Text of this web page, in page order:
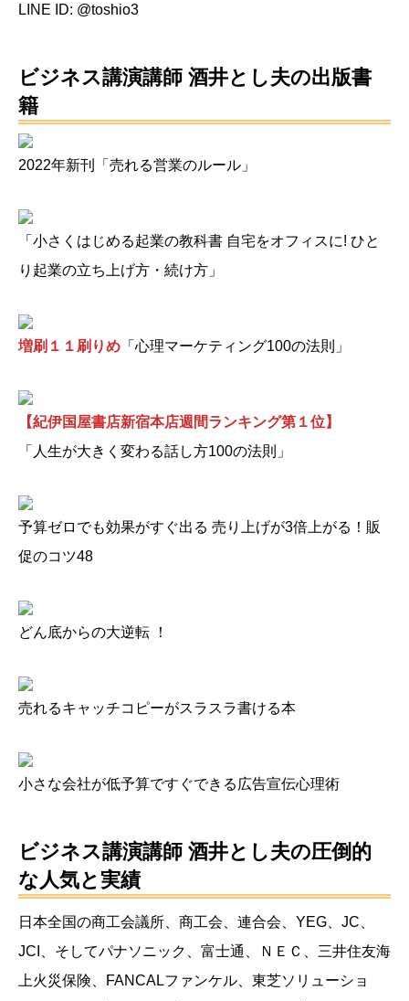
LINE ID: @toshio3
ビジネス講演講師 酒井とし夫の出版書
籍
2022年新刊「売れる営業のルール」
「小さくはじめる起業の教科書 自宅をオフィスに! ひと
り起業の立ち上げ方・続け方」
増刷１１刷りめ 「心理マーケティング100の法則」
【紀伊国屋書店新宿本店週間ランキング第１位】
「人生が大きく変わる話し方100の法則」
予算ゼロでも効果がすぐ出る 売り上げが3倍上がる！販
促のコツ48
どん底からの大逆転 ！
売れるキャッチコピーがスラスラ書ける本
小さな会社が低予算ですぐできる広告宣伝心理術
ビジネス講演講師 酒井とし夫の圧倒的
な人気と実績
日本全国の商工会議所、商工会、連合会、YEG、JC、
JCI、そしてパナソニック、富士通、ＮＥＣ、三井住友海
上火災保険、FANCALファンケル、東芝ソリューショ